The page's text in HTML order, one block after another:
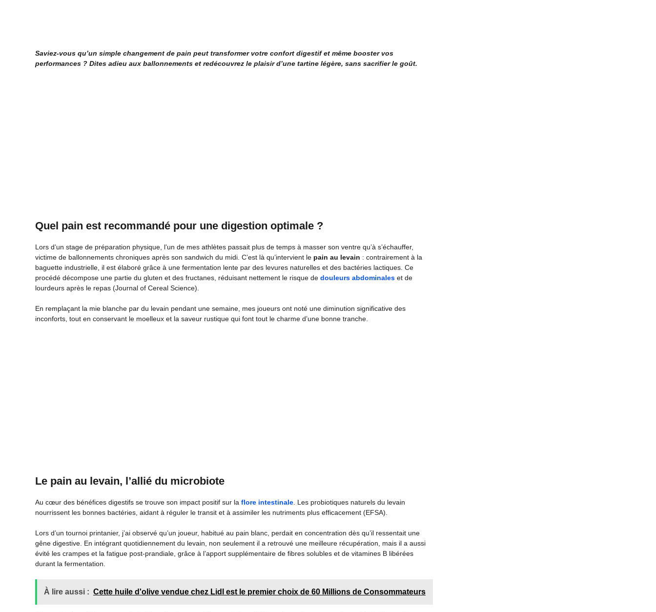
Saviez-vous qu’un simple changement de pain peut transformer votre confort digestif et même booster vos
performances ? Dites adieu aux ballonnements et redécouvrez le plaisir d’une tartine légère, sans sacrifier le goût.
Quel pain est recommandé pour une digestion optimale ?
Lors d’un stage de préparation physique, l’un de mes athlètes passait plus de temps à masser son ventre qu’à s’échauffer,
victime de ballonnements chroniques après son sandwich du midi. C’est là qu’intervient le pain au levain : contrairement à la
baguette industrielle, il est élaboré grâce à une fermentation lente par des levures naturelles et des bactéries lactiques. Ce
procédé décompose une partie du gluten et des fructanes, réduisant nettement le risque de douleurs abdominales et de
lourdeurs après le repas (Journal of Cereal Science).
En remplaçant la mie blanche par du levain pendant une semaine, mes joueurs ont noté une diminution significative des
inconforts, tout en conservant le moelleux et la saveur rustique qui font tout le charme d’une bonne tranche.
Le pain au levain, l’allié du microbiote
Au cœur des bénéfices digestifs se trouve son impact positif sur la flore intestinale . Les probiotiques naturels du levain
nourrissent les bonnes bactéries, aidant à réguler le transit et à assimiler les nutriments plus efficacement (EFSA).
Lors d’un tournoi printanier, j’ai observé qu’un joueur, habitué au pain blanc, perdait en concentration dès qu’il ressentait une
gêne digestive. En intégrant quotidiennement du levain, non seulement il a retrouvé une meilleure récupération, mais il a aussi
évité les crampes et la fatigue post-prandiale, grâce à l’apport supplémentaire de fibres solubles et de vitamines B libérées
durant la fermentation.
À lire aussi : Cette huile d'olive vendue chez Lidl est le premier choix de 60 Millions de Consommateurs